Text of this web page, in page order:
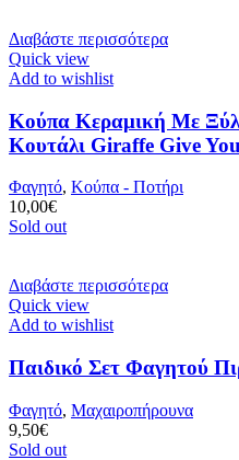
Διαβάστε περισσότερα
Quick view
Add to wishlist
Κούπα Κεραμική Με
Κουτάλι Giraffe Give
Φαγητό, Κούπα - Ποτήρι
10,00€
Sold out
Διαβάστε περισσότερα
Quick view
Add to wishlist
Παιδικό Σετ Φαγητού
Φαγητό, Μαχαιροπήρουνα
9,50€
Sold out